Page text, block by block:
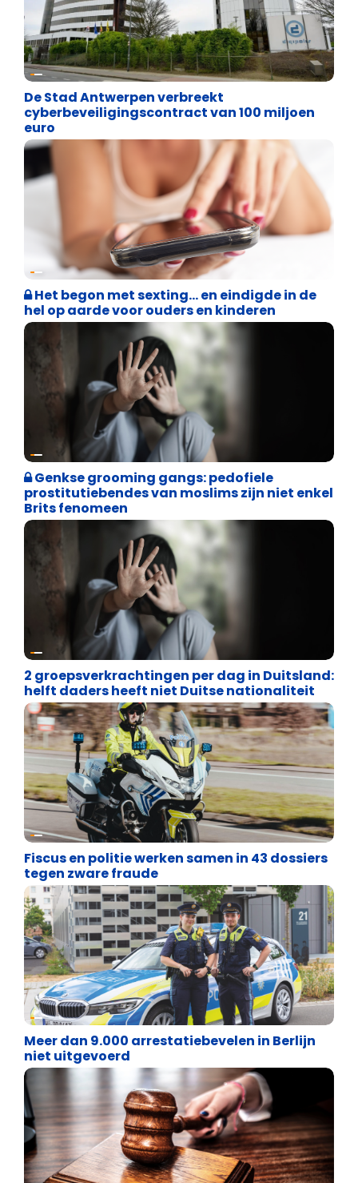
Binnenland politiek
De Stad Antwerpen verbreekt
cyberbeveiligingscontract van 100 miljoen
euro
Binnenland politiek
Het begon met sexting… en eindigde in de
hel op aarde voor ouders en kinderen
Cultuuroorlog
Genkse grooming gangs: pedofiele
prostitutiebendes van moslims zijn niet enkel
Brits fenomeen
Asiel en Migratie
2 groepsverkrachtingen per dag in Duitsland:
helft daders heeft niet Duitse nationaliteit
Justitie
Fiscus en politie werken samen in 43 dossiers
tegen zware fraude
Justitie
Meer dan 9.000 arrestatiebevelen in Berlijn
niet uitgevoerd